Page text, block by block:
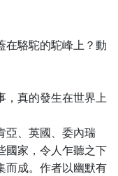
在駱駝的駝峰上？動
，真的發生在世界上
亞、英國、委內瑞
國家，令人乍聽之下
而成。作者以幽默有